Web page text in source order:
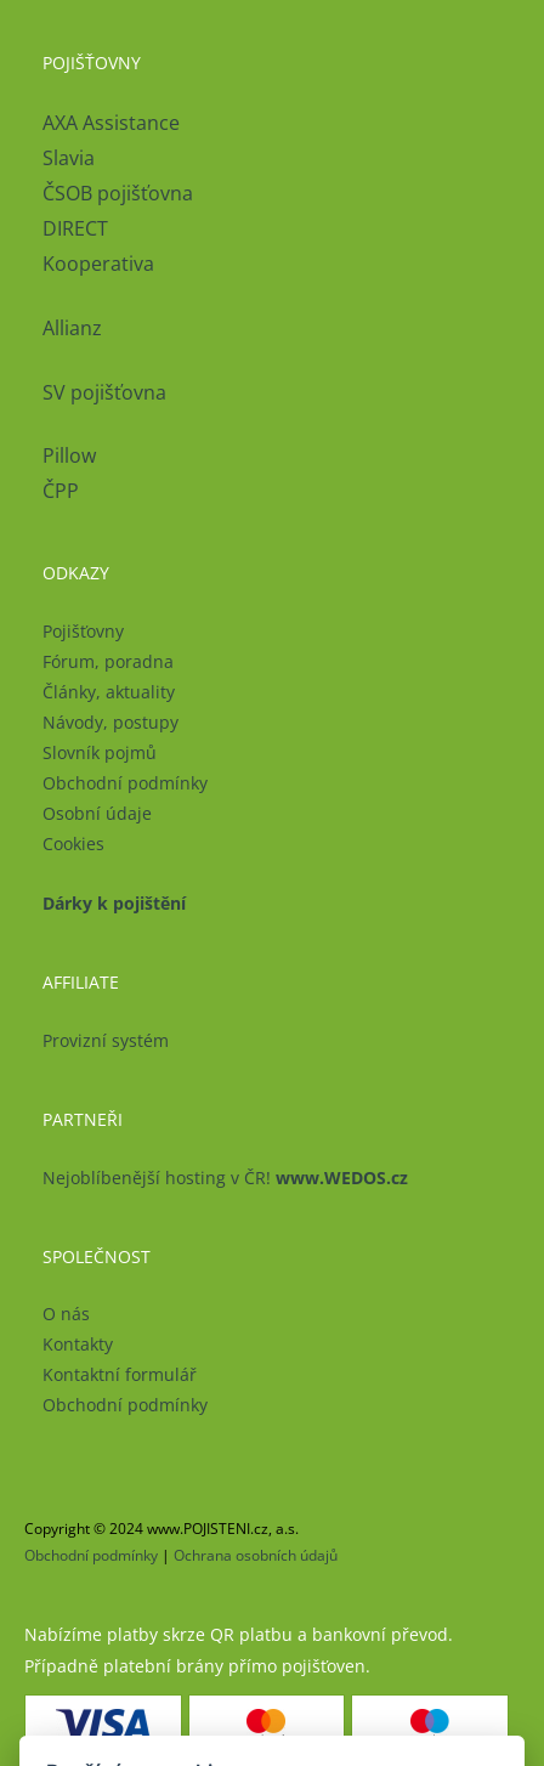
POJIŠŤOVNY
AXA Assistance
Slavia
ČSOB pojišťovna
DIRECT
Kooperativa
Allianz
SV pojišťovna
Pillow
ČPP
ODKAZY
Pojišťovny
Fórum, poradna
Články, aktuality
Návody, postupy
Slovník pojmů
Obchodní podmínky
Osobní údaje
Cookies
Dárky k pojištění
AFFILIATE
Provizní systém
PARTNEŘI
Nejoblíbenější hosting v ČR! www.WEDOS.cz
SPOLEČNOST
O nás
Kontakty
Kontaktní formulář
Obchodní podmínky
Copyright © 2024 www.POJISTENI.cz, a.s.
Obchodní podmínky | Ochrana osobních údajů
Nabízíme platby skrze QR platbu a bankovní převod.
Případně platební brány přímo pojišťoven.